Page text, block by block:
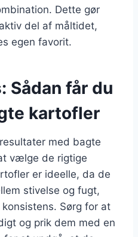
Dette gør
del af måltidet,
egen favorit.
Sådan får du
kartofler
med bagte
vælge de rigtige
er ideelle, da de
stivelse og fugt,
Sørg for at
og prik dem med en